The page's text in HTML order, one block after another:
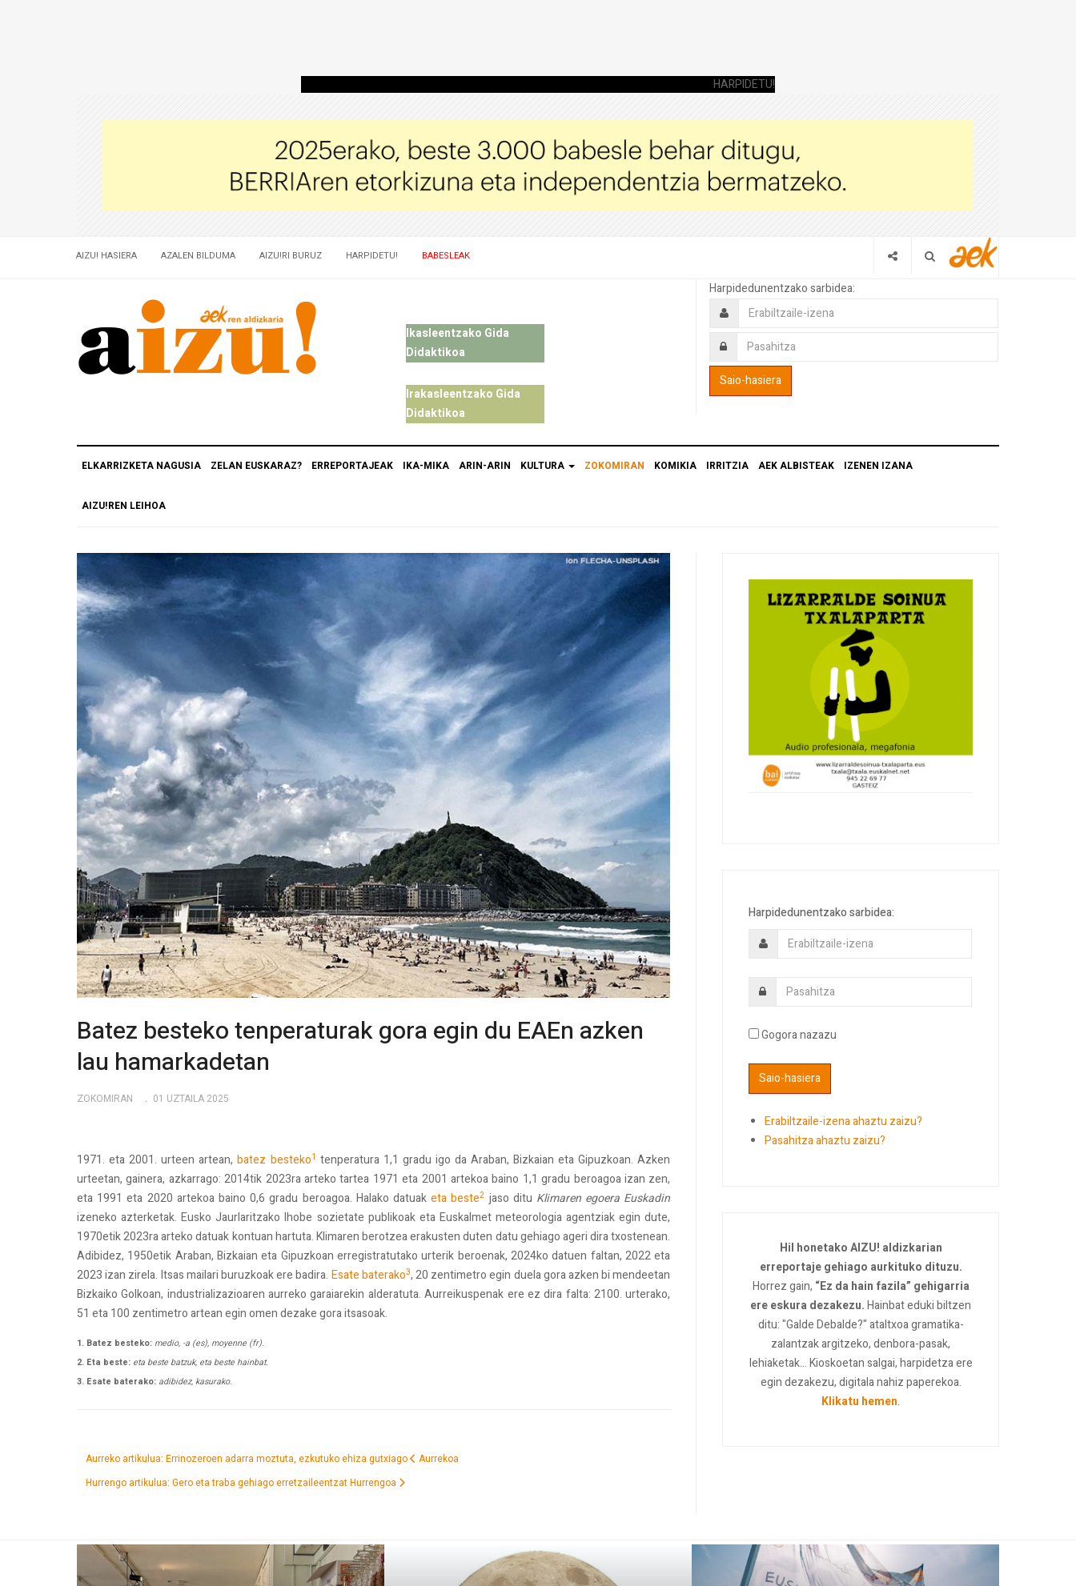
HARPIDETU!
AIZU! HASIERA AZALEN BILDUMA AIZU!RI BURUZ HARPIDETU! BABESLEAK
Ikasleentzako Gida
Didaktikoa
Irakasleentzako Gida
Didaktikoa
Harpidedunentzako sarbidea:
ELKARRIZKETA NAGUSIA ZELAN EUSKARAZ? ERREPORTAJEAK IKA-MIKA ARIN-ARIN KULTURA ZOKOMIRAN KOMIKIA IRRITZIA AEK ALBISTEAK IZENEN IZANA
AIZU!REN LEIHOA
Batez besteko tenperaturak gora egin du EAEn azken
lau hamarkadetan
ZOKOMIRAN 01 UZTAILA 2025
1971. eta 2001. urteen artean,batez besteko1 tenperatura 1,1 gradu igo da Araban, Bizkaian eta Gipuzkoan. Azken
urteetan, gainera, azkarrago: 2014tik 2023ra arteko tartea 1971 eta 2001 artekoa baino 1,1 gradu beroagoa izan zen,
eta 1991 eta 2020 artekoa baino 0,6 gradu beroagoa. Halako datuaketa beste2 jaso ditu Klimaren egoera Euskadin
izeneko azterketak. Eusko Jaurlaritzako Ihobe sozietate publikoak eta Euskalmet meteorologia agentziak egin dute,
1970etik 2023ra arteko datuak kontuan hartuta. Klimaren berotzea erakusten duten datu gehiago ageri dira txostenean.
Adibidez, 1950etik Araban, Bizkaian eta Gipuzkoan erregistratutako urterik beroenak, 2024ko datuen faltan, 2022 eta
2023 izan zirela. Itsas mailari buruzkoak ere badira. Esate baterako3, 20 zentimetro egin duela gora azken bi mendeetan
Bizkaiko Golkoan, industrializazioaren aurreko garaiarekin alderatuta. Aurreikuspenak ere ez dira falta: 2100. urterako,
51 eta 100 zentimetro artean egin omen dezake gora itsasoak.
1. Batez besteko: medio, -a (es), moyenne (fr).
2. Eta beste: eta beste batzuk, eta beste hainbat.
3. Esate baterako: adibidez, kasurako.
Aurreko artikulua: Errinozeroen adarra moztuta, ezkutuko ehiza gutxiago
Aurrekoa
Hurrengo artikulua: Gero eta traba gehiago erretzaileentzatHurrengoa
Harpidedunentzako sarbidea:
Gogora nazazu
Erabiltzaile-izena ahaztu zaizu?
Pasahitza ahaztu zaizu?
Hil honetako AIZU! aldizkarian
erreportaje gehiago aurkituko dituzu.
Horrez gain, “Ez da hain fazila” gehigarria
ere eskura dezakezu.Hainbat eduki biltzen
ditu: "Galde Debalde?" ataltxoa gramatika-
zalantzak argitzeko, denbora-pasak,
lehiaketak... Kioskoetan salgai, harpidetza ere
egin dezakezu, digitala nahiz paperekoa.
Klikatu hemen.